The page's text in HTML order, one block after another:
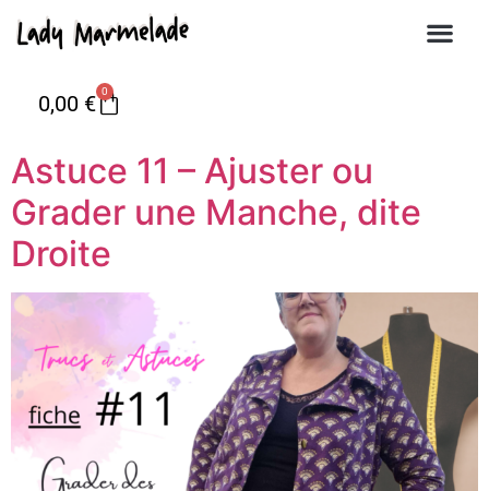
0,00 € 0
Astuce 11 – Ajuster ou
Grader une Manche, dite
Droite